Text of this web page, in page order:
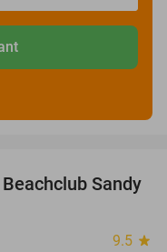
49%
Sandy
9.5 star